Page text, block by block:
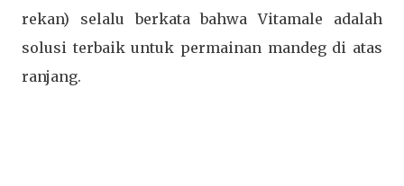
rekan) selalu berkata bahwa Vitamale adalah
solusi terbaik untuk permainan mandeg di atas
ranjang.